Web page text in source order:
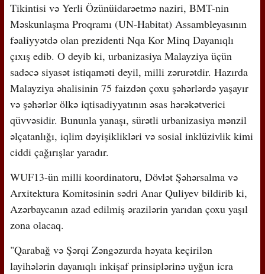
Tikintisi və Yerli Özünüidarəetmə naziri, BMT-nin
Məskunlaşma Proqramı (UN-Habitat) Assambleyasının
fəaliyyətdə olan prezidenti Nqa Kor Minq Dayanıqlı
çıxış edib. O deyib ki, urbanizasiya Malayziya üçün
sadəcə siyasət istiqaməti deyil, milli zərurətdir. Hazırda
Malayziya əhalisinin 75 faizdən çoxu şəhərlərdə yaşayır
və şəhərlər ölkə iqtisadiyyatının əsas hərəkətverici
qüvvəsidir. Bununla yanaşı, sürətli urbanizasiya mənzil
əlçatanlığı, iqlim dəyişiklikləri və sosial inklüzivlik kimi
ciddi çağırışlar yaradır.
WUF13-ün milli koordinatoru, Dövlət Şəhərsalma və
Arxitektura Komitəsinin sədri Anar Quliyev bildirib ki,
Azərbaycanın azad edilmiş ərazilərin yarıdan çoxu yaşıl
zona olacaq.
"Qarabağ və Şərqi Zəngəzurda həyata keçirilən
layihələrin dayanıqlı inkişaf prinsiplərinə uyğun icra